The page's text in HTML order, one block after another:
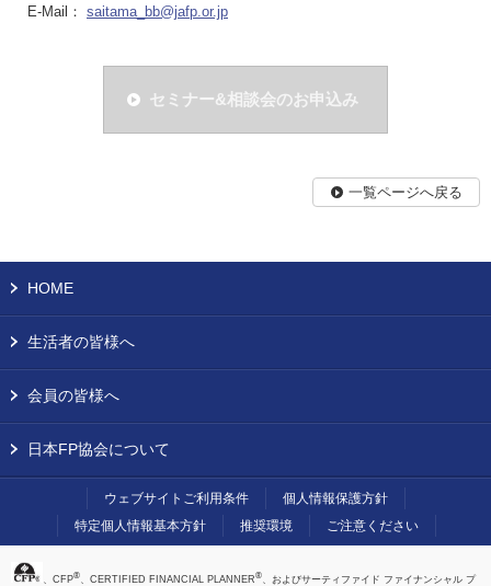
E-Mail： saitama_bb@jafp.or.jp
セミナー&相談会のお申込み
一覧ページへ戻る
HOME
生活者の皆様へ
会員の皆様へ
日本FP協会について
ウェブサイトご利用条件
個人情報保護方針
特定個人情報基本方針
推奨環境 ご注意ください
、CFP®、CERTIFIED FINANCIAL PLANNER®、およびサーティファイド ファイナンシャル プ